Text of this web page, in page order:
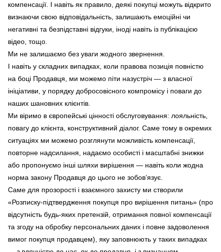
компенсації. І навіть як правило, деякі покупці можуть відкрито
визнаючи свою відповідальність, залишають емоційні чи
негативні та безпідставні відгуки, іноді навіть із публікацією
відео, тощо.
Ми не залишаємо без уваги жодного звернення.
І навіть у складних випадках, коли правова позиція повністю
на боці Продавця, ми можемо піти назустріч — з власної
ініціативи, у порядку добросовісного компромісу і поваги до
наших шановних клієнтів.
Ми віримо в європейські цінності обслуговування: лояльність,
повагу до клієнта, конструктивний діалог. Саме тому в окремих
ситуаціях ми можемо розглянути можливість компенсації,
повторне надсилання, надаємо особисті і масштабні знижки
або пропонуємо інші шляхи вирішення — навіть коли жодна
норма закону Продавця до цього не зобов’язує.
Саме для прозорості і взаємного захисту ми створили
«Розписку-підтвердження покупця про вирішення питань» (про
відсутність будь-яких претензій, отримання повної компенсації
та згоду на обробку персональних даних і повне задоволення
вимог покупця продавцем), яку заповнюють у таких випадках